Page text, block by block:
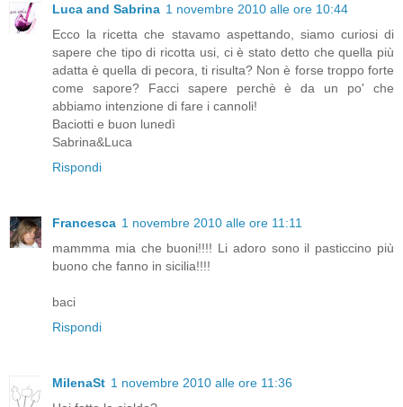
Luca and Sabrina 1 novembre 2010 alle ore 10:44
Ecco la ricetta che stavamo aspettando, siamo curiosi di
sapere che tipo di ricotta usi, ci è stato detto che quella più
adatta è quella di pecora, ti risulta? Non è forse troppo forte
come sapore? Facci sapere perchè è da un po' che
abbiamo intenzione di fare i cannoli!
Baciotti e buon lunedì
Sabrina&Luca
Rispondi
Francesca 1 novembre 2010 alle ore 11:11
mammma mia che buoni!!!! Li adoro sono il pasticcino più
buono che fanno in sicilia!!!!
baci
Rispondi
MilenaSt 1 novembre 2010 alle ore 11:36